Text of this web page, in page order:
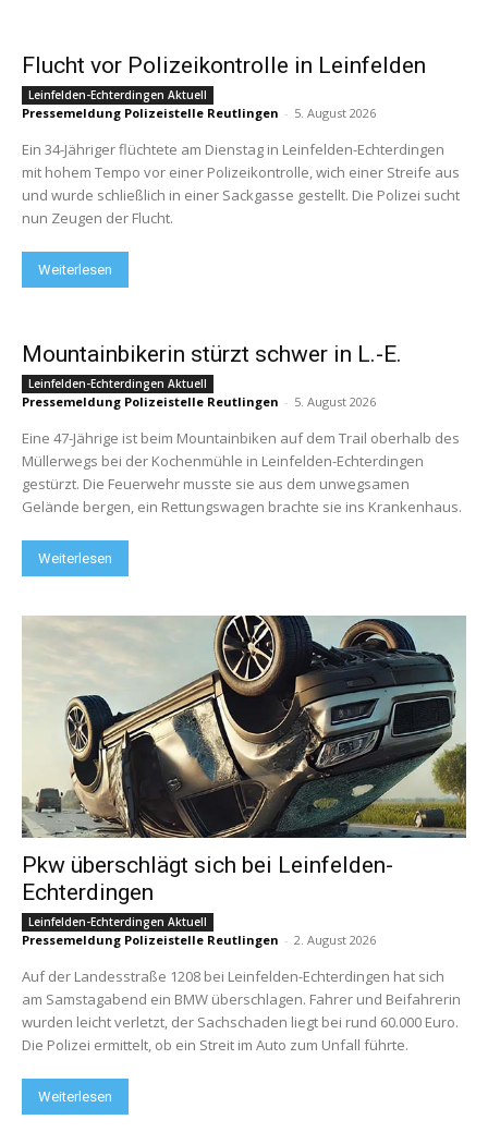
Flucht vor Polizeikontrolle in Leinfelden
Leinfelden-Echterdingen Aktuell
Pressemeldung Polizeistelle Reutlingen - 5. August 2026
Ein 34-Jähriger flüchtete am Dienstag in Leinfelden-Echterdingen
mit hohem Tempo vor einer Polizeikontrolle, wich einer Streife aus
und wurde schließlich in einer Sackgasse gestellt. Die Polizei sucht
nun Zeugen der Flucht.
Weiterlesen
Mountainbikerin stürzt schwer in L.-E.
Leinfelden-Echterdingen Aktuell
Pressemeldung Polizeistelle Reutlingen - 5. August 2026
Eine 47-Jährige ist beim Mountainbiken auf dem Trail oberhalb des
Müllerwegs bei der Kochenmühle in Leinfelden-Echterdingen
gestürzt. Die Feuerwehr musste sie aus dem unwegsamen
Gelände bergen, ein Rettungswagen brachte sie ins Krankenhaus.
Weiterlesen
Pkw überschlägt sich bei Leinfelden-
Echterdingen
Leinfelden-Echterdingen Aktuell
Pressemeldung Polizeistelle Reutlingen - 2. August 2026
Auf der Landesstraße 1208 bei Leinfelden-Echterdingen hat sich
am Samstagabend ein BMW überschlagen. Fahrer und Beifahrerin
wurden leicht verletzt, der Sachschaden liegt bei rund 60.000 Euro.
Die Polizei ermittelt, ob ein Streit im Auto zum Unfall führte.
Weiterlesen